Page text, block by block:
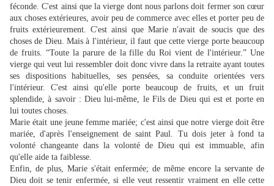
féconde. C'est ainsi que la vierge dont nous parlons doit fermer son cœur
aux choses extérieures, avoir peu de commerce avec elles et porter peu de
fruits extérieurement. C'est ainsi que Marie n'avait de soucis que des
choses de Dieu. Mais à l'intérieur, il faut que cette vierge porte beaucoup
de fruits. “Toute la parure de la fille du Roi vient de l'intérieur.” Une
vierge qui veut lui ressembler doit donc vivre dans la retraite ayant toutes
ses dispositions habituelles, ses pensées, sa conduite orientées vers
l'intérieur. C'est ainsi qu'elle porte beaucoup de fruits, et un fruit
splendide, à savoir : Dieu lui-même, le Fils de Dieu qui est et porte en
lui toutes choses.
Marie était une jeune femme mariée; c'est ainsi que notre vierge doit être
mariée, d'après l'enseignement de saint Paul. Tu dois jeter à fond ta
volonté changeante dans la volonté de Dieu qui est immuable, afin
qu'elle aide ta faiblesse.
Enfin, de plus, Marie s'était enfermée; de même encore la servante de
Dieu doit se tenir enfermée, si elle veut ressentir vraiment en elle cette